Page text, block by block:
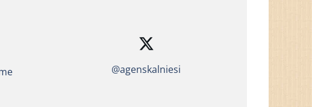
@agenskalniesi